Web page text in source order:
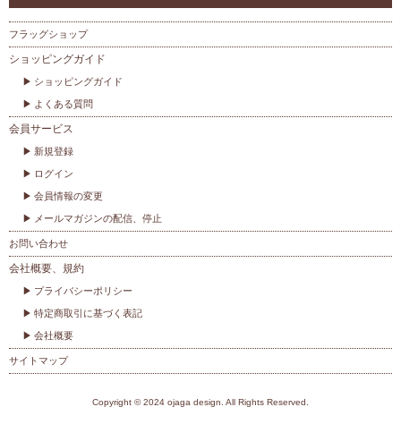
フラッグショップ
ショッピングガイド
ショッピングガイド
よくある質問
会員サービス
新規登録
ログイン
会員情報の変更
メールマガジンの配信、停止
お問い合わせ
会社概要、規約
プライバシーポリシー
特定商取引に基づく表記
会社概要
サイトマップ
Copyright © 2024 ojaga design. All Rights Reserved.